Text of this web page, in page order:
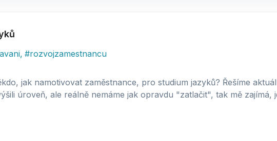
, #rozvojzamestnancu
jak namotivovat zaměstnance, pro studium jazyků? Řešíme
úroveň, ale reálně nemáme jak opravdu "zatlačit", tak mě zajímá,